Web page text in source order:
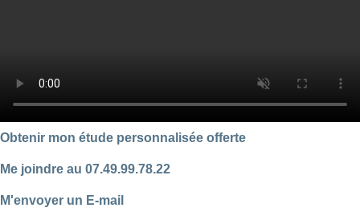
Obtenir mon étude personnalisée offerte
Me joindre au 07.49.99.78.22
M'envoyer un E-mail